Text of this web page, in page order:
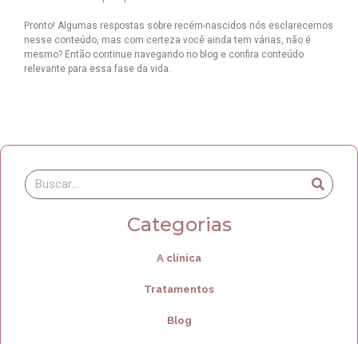
Pronto! Algumas respostas sobre recém-nascidos nós esclarecemos
nesse conteúdo, mas com certeza você ainda tem várias, não é
mesmo? Então continue navegando no blog e confira conteúdo
relevante para essa fase da vida.
Categorias
A clínica
Tratamentos
Blog